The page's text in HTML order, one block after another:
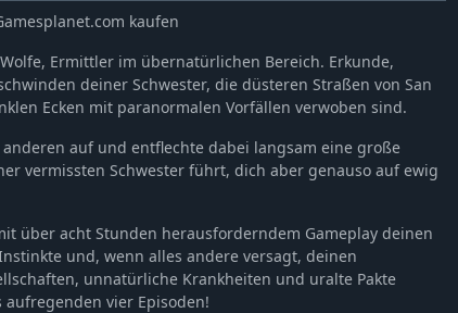
kaufen
Ermittler im übernatürlichen Bereich. Erkunde,
deiner Schwester, die düsteren Straßen von San
Ecken mit paranormalen Vorfällen verwoben sind.
auf und entflechte dabei langsam eine große
vermissten Schwester führt, dich aber genauso auf ewig
über acht Stunden herausforderndem Gameplay deinen
und, wenn alles andere versagt, deinen
unnatürliche Krankheiten und uralte Pakte
vier Episoden!